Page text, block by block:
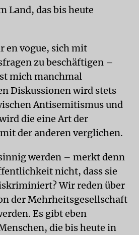
Land, das bis heute
en vogue, sich mit
zu beschäftigen –
mich manchmal
Diskussionen wird stets
Antisemitismus und
die eine Art der
der anderen verglichen.
werden – merkt denn
nicht, dass sie
Wir reden über
der Mehrheitsgesellschaft
Es gibt eben
die bis heute in